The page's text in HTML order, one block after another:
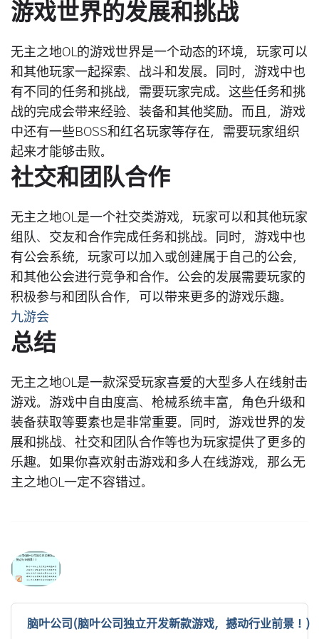
游戏世界的发展和挑战
无主之地OL的游戏世界是一个动态的环境，玩家可以
和其他玩家一起探索、战斗和发展。同时，游戏中也
有不同的任务和挑战，需要玩家完成。这些任务和挑
战的完成会带来经验、装备和其他奖励。而且，游戏
中还有一些BOSS和红名玩家等存在，需要玩家组织
起来才能够击败。
社交和团队合作
无主之地OL是一个社交类游戏，玩家可以和其他玩家
组队、交友和合作完成任务和挑战。同时，游戏中也
有公会系统，玩家可以加入或创建属于自己的公会，
和其他公会进行竞争和合作。公会的发展需要玩家的
积极参与和团队合作，可以带来更多的游戏乐趣。
九游会
总结
无主之地OL是一款深受玩家喜爱的大型多人在线射击
游戏。游戏中自由度高、枪械系统丰富，角色升级和
装备获取等要素也是非常重要。同时，游戏世界的发
展和挑战、社交和团队合作等也为玩家提供了更多的
乐趣。如果你喜欢射击游戏和多人在线游戏，那么无
主之地OL一定不容错过。
脑叶公司(脑叶公司独立开发新款游戏，撼动行业前景！)